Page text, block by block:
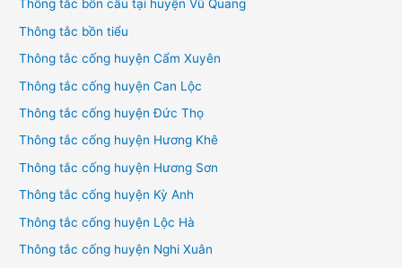
Thông tắc bồn cầu tại huyện Vũ Quang
Thông tắc bồn tiểu
Thông tắc cống huyện Cẩm Xuyên
Thông tắc cống huyện Can Lộc
Thông tắc cống huyện Đức Thọ
Thông tắc cống huyện Hương Khê
Thông tắc cống huyện Hương Sơn
Thông tắc cống huyện Kỳ Anh
Thông tắc cống huyện Lộc Hà
Thông tắc cống huyện Nghi Xuân